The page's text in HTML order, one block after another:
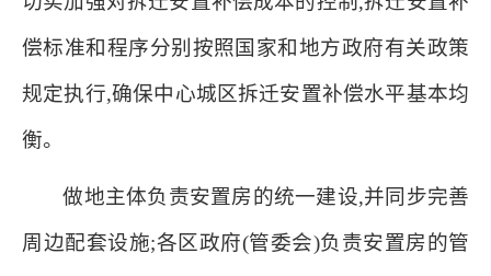
偿标准和程序分别按照国家和地方政府有关政策
规定执行,确保中心城区拆迁安置补偿水平基本均
衡。
做地主体负责安置房的统一建设,并同步完善
周边配套设施;各区政府(管委会)负责安置房的管